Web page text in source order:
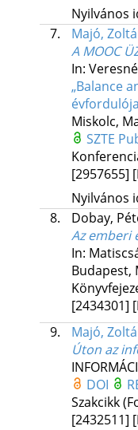
Nyilvános
7.
Majó,
A MOOC
In:
„Balance
Miskolc,
SZTE
[2957655]
Nyilvános
8.
Dobay,
Az emberi
In:
Budapest,
[2434301]
9.
Majó,
Úton az
DOI
Szakcikk
[2432511]